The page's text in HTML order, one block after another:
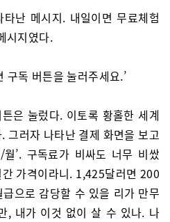
난 메시지. 내일이면 무료체험
시지였다.
구독 버튼을 눌러주세요.’
은 눌렀다. 이토록 황홀한 세계
그러자 나타난 결제 화면을 보고
’. 구독료가 비싸도 너무 비쌌
가격이라니. 1,425달러면 200
으로 감당할 수 있을 리가 만무
, 내가 이것 없이 살 수 있나. 나